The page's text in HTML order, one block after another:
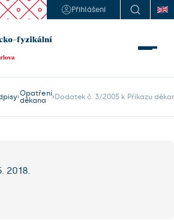
Přihlášení
Opatření
děkana
Dodatek č. 3/2005 k Příkazu
2018.